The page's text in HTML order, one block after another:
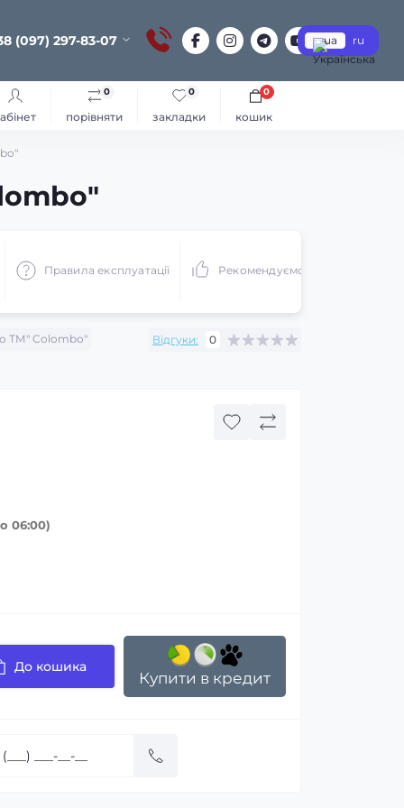
(097) 297-83-07 ua ru
порівняти
0
закладки
0
кошик
0
Правила експлуатації Рекомендуємо
ТМ" Colombo" Відгуки: 0
06:00)
До кошика
Купити в кредит